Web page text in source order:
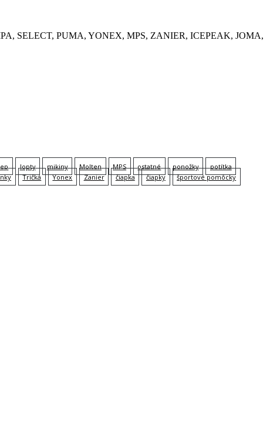
SELECT, PUMA, YONEX, MPS, ZANIER, ICEPEAK, JOMA,
lopty mikiny Molten MPS ostatné ponožky
potítka
Tričká Yonex Zanier čiapka čiapky
športové pomôcky